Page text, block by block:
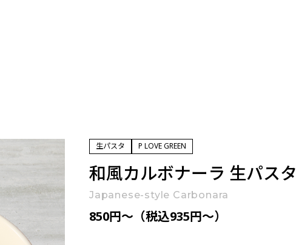
生パスタ P LOVE GREEN
和風カルボナーラ 生パスタ
Japanese-style Carbonara
850円〜（税込935円〜）